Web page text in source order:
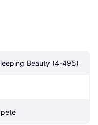
Beauty (4-495)